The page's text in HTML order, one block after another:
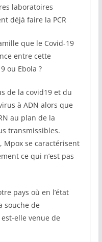
laboratoires
déjà faire la PCR
que le Covid-19
entre cette
ou Ebola ?
de la covid19 et du
à ADN alors que
au plan de la
transmissibles.
Mpox se caractérisent
ce qui n’est pas
pays où en l’état
souche de
elle venue de